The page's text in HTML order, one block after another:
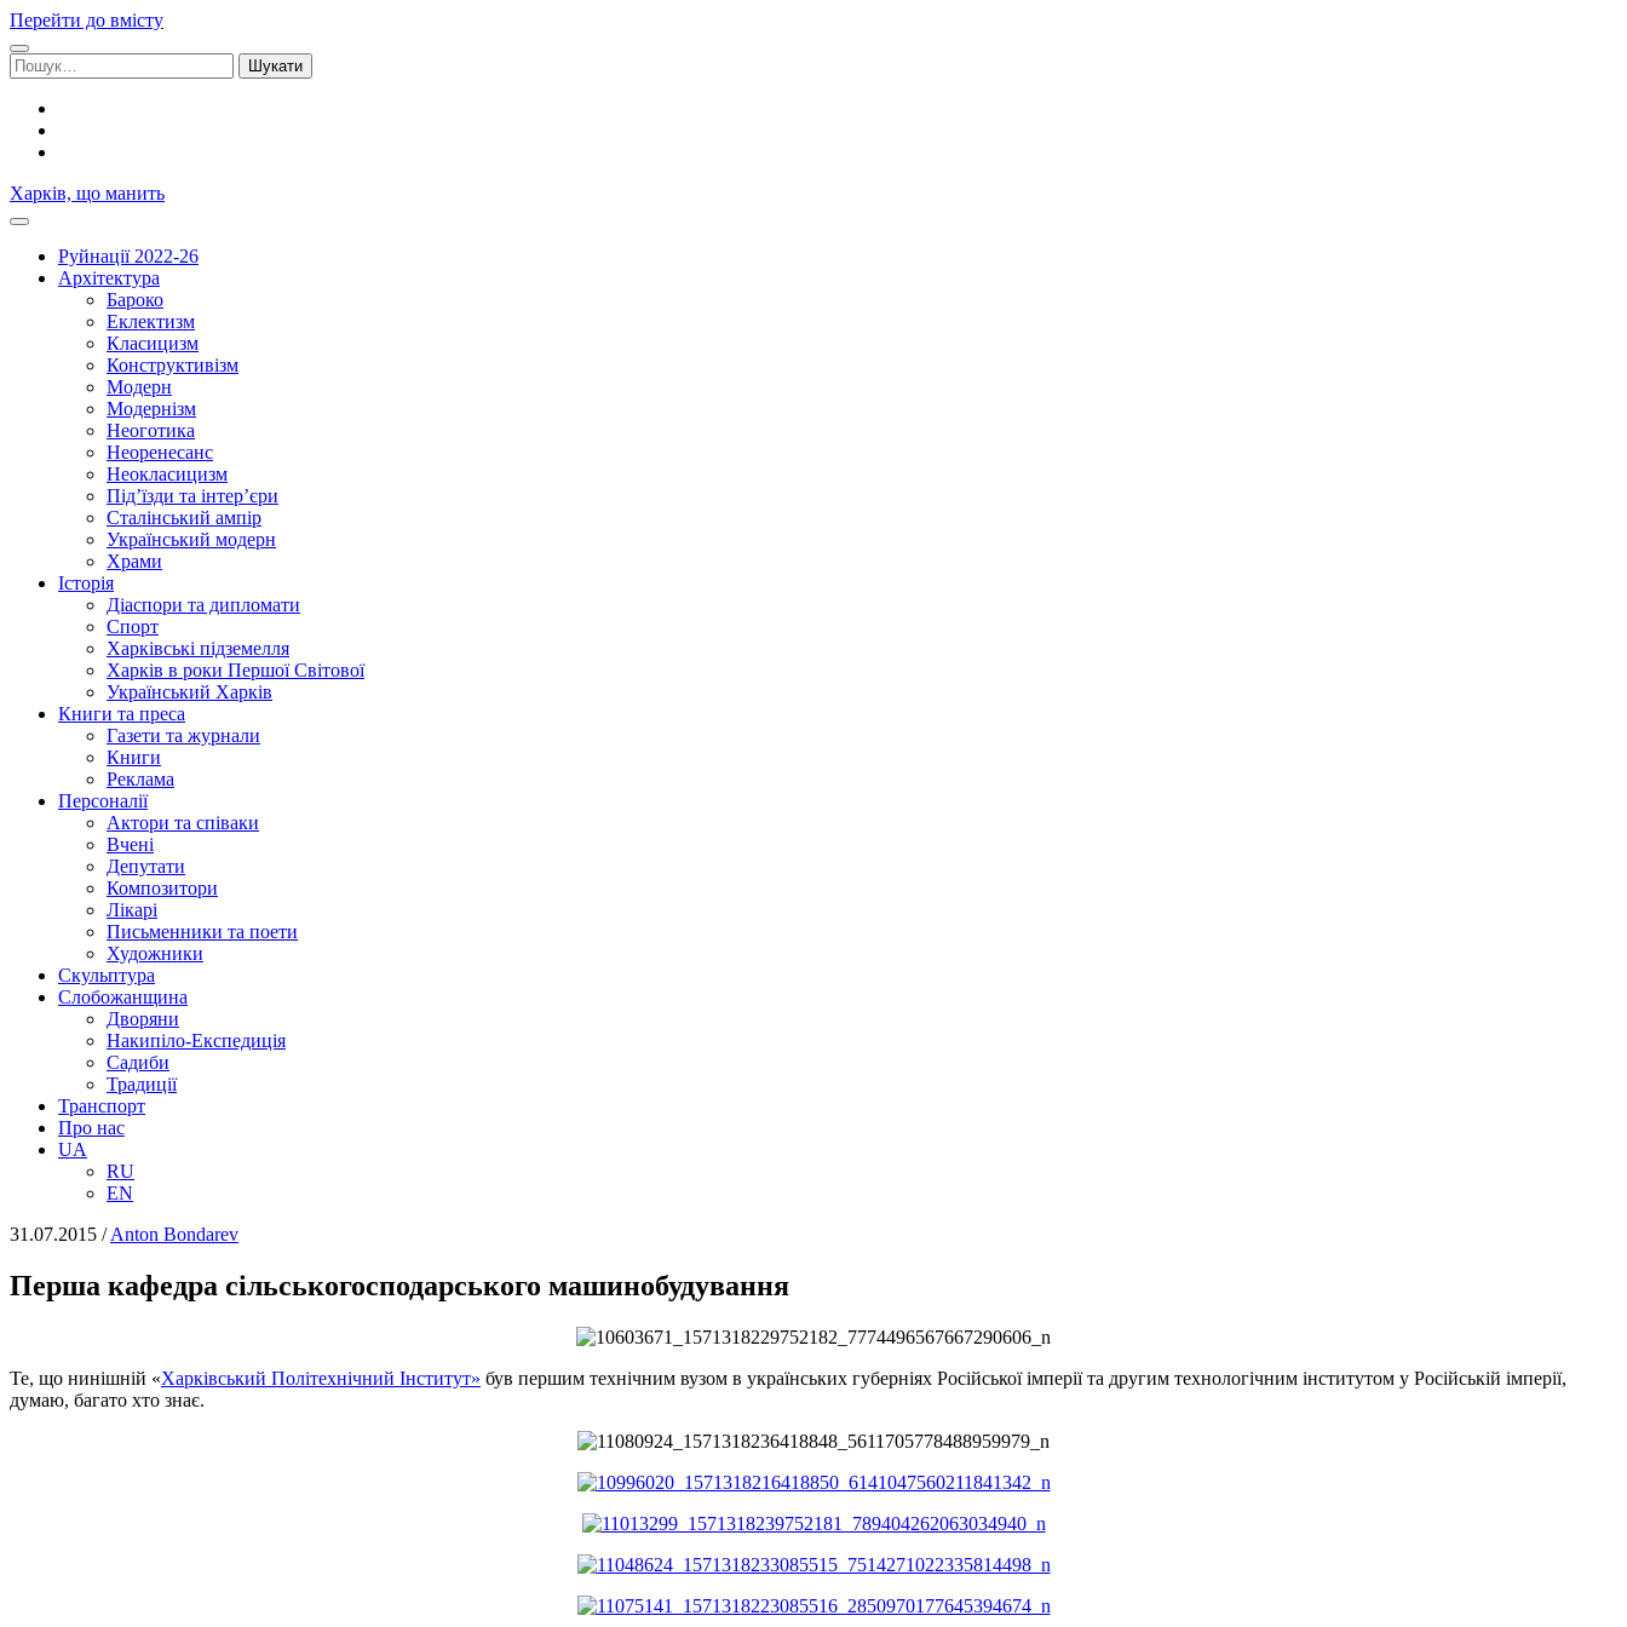
Перейти до вмісту
Шукати:
Харків, що манить
Руйнації 2022-26
Архітектура
Бароко
Еклектизм
Класицизм
Конструктивізм
Модерн
Модернізм
Неоготика
Неоренесанс
Неокласицизм
Під’їзди та інтер’єри
Сталінський ампір
Український модерн
Храми
Історія
Діаспори та дипломати
Спорт
Харківські підземелля
Харків в роки Першої Світової
Український Харків
Книги та преса
Газети та журнали
Книги
Реклама
Персоналії
Актори та співаки
Вчені
Депутати
Композитори
Лікарі
Письменники та поети
Художники
Скульптура
Слобожанщина
Дворяни
Накипіло-Експедиція
Садиби
Традиції
Транспорт
Про нас
UA
RU
EN
31.07.2015 /Anton Bondarev
Перша кафедра сільськогосподарського машинобудування
Те, що нинішній «Харківський Політехнічний Інститут» був першим технічним вузом в українських губерніях Російської імперії та другим технологічним інститутом у Російській імперії,
думаю, багато хто знає.